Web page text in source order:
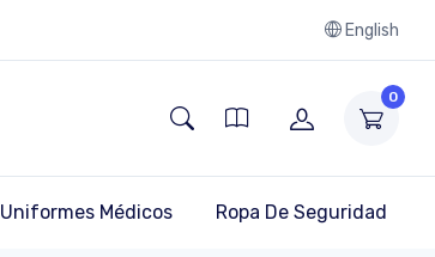
English
0
Uniformes Médicos Ropa De Seguridad